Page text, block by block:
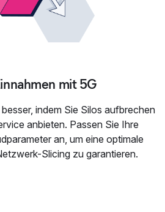
mit 5G
indem Sie Silos aufbrechen
anbieten. Passen Sie Ihre
an, um eine optimale
Slicing zu garantieren.